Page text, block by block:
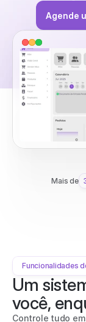
Agende
Mais de
Funcionalidades
Um
você,
Controle tudo